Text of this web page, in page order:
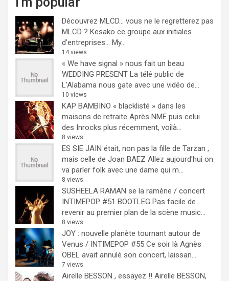
Découvrez MLCD… vous ne le regretterez pas
MLCD ? Kesako ce groupe aux initiales
d’entreprises… My...
14 views
« We have signal » nous fait un beau
WEDDING PRESENT La télé public de
L'Alabama nous gate avec une vidéo de...
10 views
KAP BAMBINO « blacklisté » dans les
maisons de retraite Après NME puis celui
des Inrocks plus récemment, voilà...
8 views
ES SIE JAIN était, non pas la fille de Tarzan ,
mais celle de Joan BAEZ Allez aujourd'hui on
va parler folk avec une dame qui m...
8 views
SUSHEELA RAMAN se la ramène / concert
INTIMEPOP #51 BOOTLEG Pas facile de
revenir au premier plan de la scène music...
8 views
JOY : nouvelle planète tournant autour de
Venus / INTIMEPOP #55 Ce soir là Agnès
OBEL avait annulé son concert, laissan...
7 views
Airelle BESSON , essayez !! Airelle BESSON,